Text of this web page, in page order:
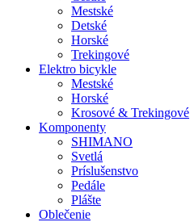
Mestské
Detské
Horské
Trekingové
Elektro bicykle
Mestské
Horské
Krosové & Trekingové
Komponenty
SHIMANO
Svetlá
Príslušenstvo
Pedále
Plášte
Oblečenie